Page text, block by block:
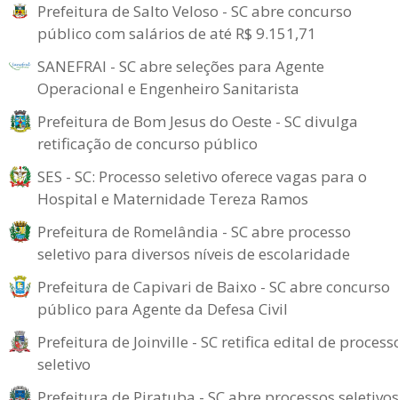
Prefeitura de Salto Veloso - SC abre concurso
público com salários de até R$ 9.151,71
SANEFRAI - SC abre seleções para Agente
Operacional e Engenheiro Sanitarista
Prefeitura de Bom Jesus do Oeste - SC divulga
retificação de concurso público
SES - SC: Processo seletivo oferece vagas para o
Hospital e Maternidade Tereza Ramos
Prefeitura de Romelândia - SC abre processo
seletivo para diversos níveis de escolaridade
Prefeitura de Capivari de Baixo - SC abre concurso
público para Agente da Defesa Civil
Prefeitura de Joinville - SC retifica edital de
seletivo